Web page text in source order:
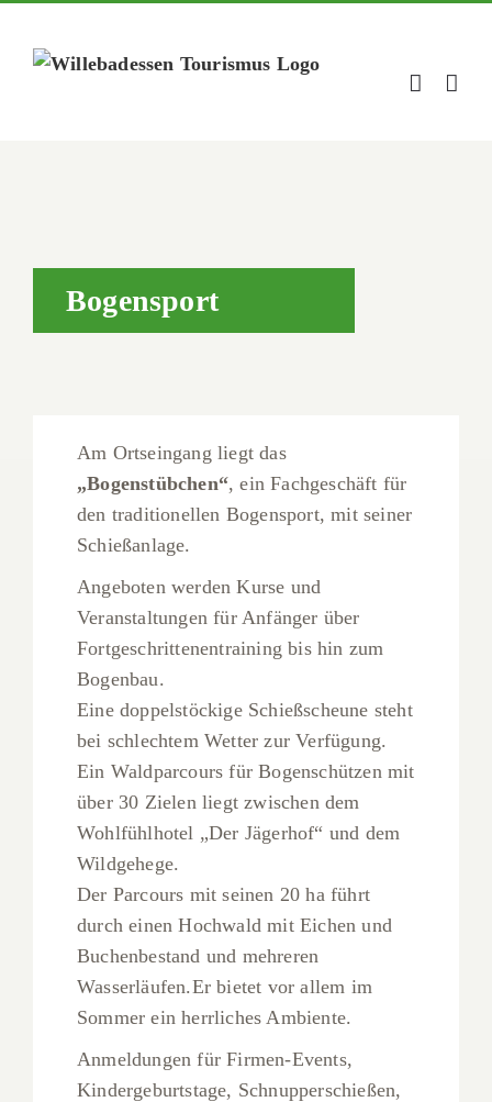
Inhalt
springen
Bogensport
Am Ortseingang liegt das
„Bogenstübchen“, ein Fachgeschäft für
den traditionellen Bogensport, mit seiner
Schießanlage.
Angeboten werden Kurse und
Veranstaltungen für Anfänger über
Fortgeschrittenentraining bis hin zum
Bogenbau.
Eine doppelstöckige Schießscheune steht
bei schlechtem Wetter zur Verfügung.
Ein Waldparcours für Bogenschützen mit
über 30 Zielen liegt zwischen dem
Wohlfühlhotel „Der Jägerhof“ und dem
Wildgehege.
Der Parcours mit seinen 20 ha führt
durch einen Hochwald mit Eichen und
Buchenbestand und mehreren
Wasserläufen.Er bietet vor allem im
Sommer ein herrliches Ambiente.
Anmeldungen für Firmen-Events,
Kindergeburtstage, Schnupperschießen,